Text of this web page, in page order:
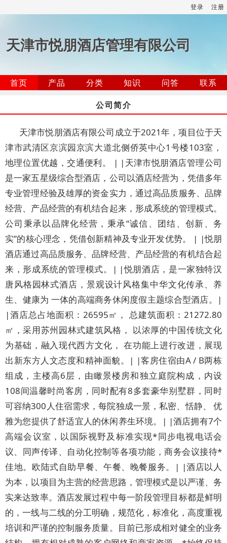
登录 注册
天津市悦朋酒店管理有限公司
首页 产品 分类 知识 问答
联系
公司简介
天津市悦朋酒店有限公司成立于2021年，项目位于天
津市武清区京滨园京滨大道北侧侨英中心1号楼103室，
地理位置优越，交通便利。 | |天津市悦朋酒店管理公司
是一家五星级综合型酒店，公司以酒店经营为，凭借多年
专业管理经验及雄厚的资金实力，通过高品质服务、品牌
经营、产品经营的有机结合起来，形成系统的管理模式。
公司秉承以品牌化经营，秉承“诚信、团结、创新、务
实”的核心理念，凭借创新精神及专业开发优势。 | |悦朋
酒店通过高品质服务、品牌经营、产品经营的有机结合起
来，形成系统的管理模式。| |悦朋酒店，是一家独特汉
唐风格园林式酒店，景观设计风格集中华文化传承、养
生、健康为 一体的高端商务休闲度假主题综合型酒店。|
|酒店总占地面积：26595㎡， 总建筑面积：21272.80
㎡，采用苏州园林式建筑风格， 以浓厚的中国传统文化
为基础，融入现代西方文化， 在功能上进行改进，展现
出新东方人文态度和精神面貌。| |客房住宿由A / B两栋
组成，主楼高6层，由瞰景楼房和独立庭院构成，内设
108间温馨时尚客房，同时配有8多套豪华别墅群，同时
可容纳300人住宿需求，每院独成一景，私密、恬静、 优
雅为您提供了舒适宜人的休闲养生环境。| |酒店拥有7个
高端会议室，以国际视野及标准实现*同步电视电话会
议、同声传译、自动化控制等各项功能，商务会议接待*
佳地。欧陆式自助早餐、午餐、晚餐服务。| |酒店以人
为本，以项目为主营的经营思路，管理模式是以严谨、务
实来达致率。酒店发展过程中每一阶段管理目标都是鲜明
的，一线与二线的分工明确，规范化，标准化，高度重视
培训和严谨的控制服务质量。目前已形成相对健全的业务